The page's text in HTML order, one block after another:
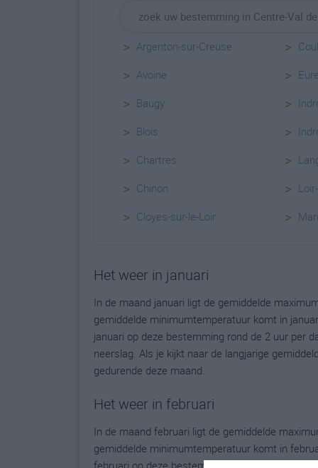
> Argenton-sur-Creuse
> Avoine
> Baugy
> Blois
> Chartres
> Chinon
> Cloyes-sur-le-Loir
>
>
>
>
>
>
>
Het weer in januari
In de maand januari ligt de gemiddelde
gemiddelde minimumtemperatuur komt in
januari op deze bestemming rond de 2 uur per
neerslag. Als je kijkt naar de langjarige
gedurende deze maand.
Het weer in februari
In de maand februari ligt de gemiddelde
gemiddelde minimumtemperatuur komt in
februari op deze bestemming rond de 3 uur per